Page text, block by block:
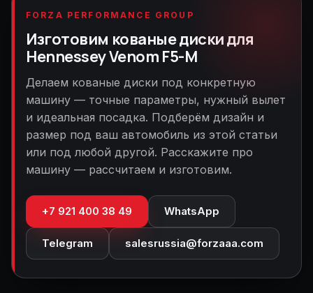
FORZA PERFORMANCE GROUP
Изготовим кованые диски для
Hennessey Venom F5-M
Делаем кованые диски под конкретную
машину — точные параметры, нужный вылет
и идеальная посадка. Подберём дизайн и
размер под ваш автомобиль из этой статьи
или под любой другой. Расскажите про
машину — рассчитаем и изготовим.
+7 921 400 38 49 WhatsApp
Telegram salesrussia@forzaaa.com